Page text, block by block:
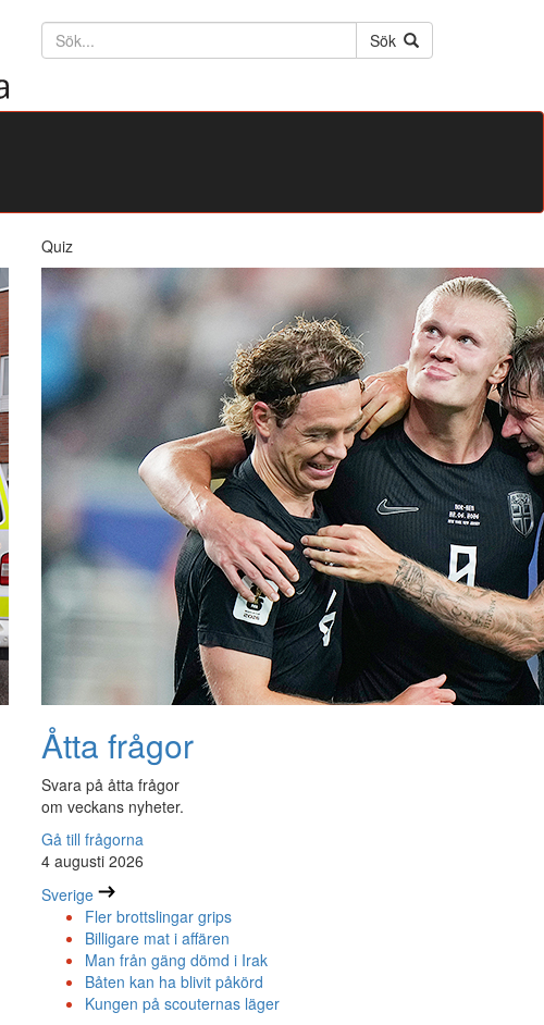
Söktext
Sök
Quiz
Åtta frågor
Svara på åtta frågor
om veckans nyheter.
Gå till frågorna
4 augusti 2026
Sverige
Fler brottslingar grips
Billigare mat i affären
Man från gäng dömd i Irak
Båten kan ha blivit påkörd
Kungen på scouternas läger